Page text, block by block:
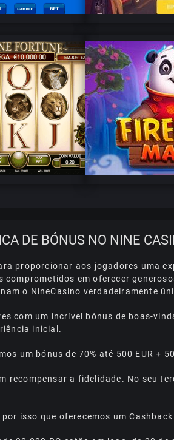
DE BÓNUS NO NINE
proporcionar aos jogadores uma
em oferecer
o NineCasino verdadeiramente
com um incrível bónus de boas-
inicial.
um bónus de 70% até 500 EUR +
recompensar a fidelidade. No seu
іssо quе оfеrесеmоs um Саshbасk